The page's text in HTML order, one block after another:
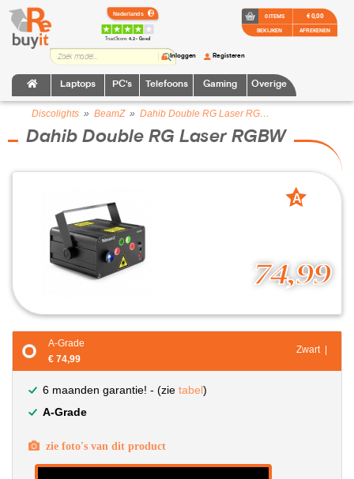
TrustScore:4.2 • Goed
Laptops PC's Telefoons Gaming Overige
Inloggen Registeren
0 ITEMS
BEKIJKEN
€ 0,00
AFREKENEN
Discolights » BeamZ» Dahib Double RG Laser RGBW
Dahib Double RG Laser RGBW
74,99
A
A-Grade
€ 74,99
Zwart |
6 maanden garantie! - (zie tabel)
A-Grade
zie foto's van dit product